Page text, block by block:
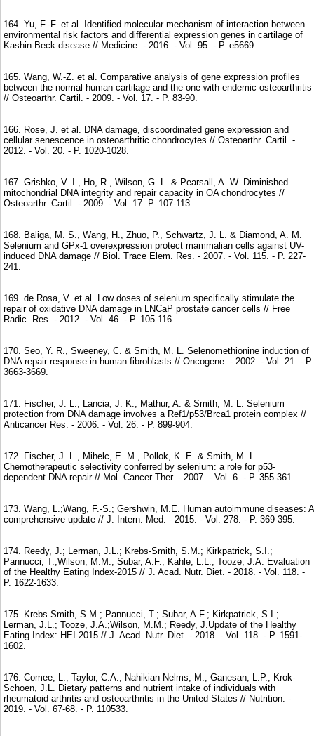
164. Yu, F.-F. et al. Identified molecular mechanism of interaction between
environmental risk factors and differential expression genes in cartilage of
Kashin-Beck disease // Medicine. - 2016. - Vol. 95. - P. e5669.
165. Wang, W.-Z. et al. Comparative analysis of gene expression profiles
between the normal human cartilage and the one with endemic osteoarthritis
// Osteoarthr. Cartil. - 2009. - Vol. 17. - P. 83-90.
166. Rose, J. et al. DNA damage, discoordinated gene expression and
cellular senescence in osteoarthritic chondrocytes // Osteoarthr. Cartil. -
2012. - Vol. 20. - P. 1020-1028.
167. Grishko, V. I., Ho, R., Wilson, G. L. & Pearsall, A. W. Diminished
mitochondrial DNA integrity and repair capacity in OA chondrocytes //
Osteoarthr. Cartil. - 2009. - Vol. 17. P. 107-113.
168. Baliga, M. S., Wang, H., Zhuo, P., Schwartz, J. L. & Diamond, A. M.
Selenium and GPx-1 overexpression protect mammalian cells against UV-
induced DNA damage // Biol. Trace Elem. Res. - 2007. - Vol. 115. - P. 227-
241.
169. de Rosa, V. et al. Low doses of selenium specifically stimulate the
repair of oxidative DNA damage in LNCaP prostate cancer cells // Free
Radic. Res. - 2012. - Vol. 46. - P. 105-116.
170. Seo, Y. R., Sweeney, C. & Smith, M. L. Selenomethionine induction of
DNA repair response in human fibroblasts // Oncogene. - 2002. - Vol. 21. - P.
3663-3669.
171. Fischer, J. L., Lancia, J. K., Mathur, A. & Smith, M. L. Selenium
protection from DNA damage involves a Ref1/p53/Brca1 protein complex //
Anticancer Res. - 2006. - Vol. 26. - P. 899-904.
172. Fischer, J. L., Mihelc, E. M., Pollok, K. E. & Smith, M. L.
Chemotherapeutic selectivity conferred by selenium: a role for p53-
dependent DNA repair // Mol. Cancer Ther. - 2007. - Vol. 6. - P. 355-361.
173. Wang, L.;Wang, F.-S.; Gershwin, M.E. Human autoimmune diseases: A
comprehensive update // J. Intern. Med. - 2015. - Vol. 278. - P. 369-395.
174. Reedy, J.; Lerman, J.L.; Krebs-Smith, S.M.; Kirkpatrick, S.I.;
Pannucci, T.;Wilson, M.M.; Subar, A.F.; Kahle, L.L.; Tooze, J.A. Evaluation
of the Healthy Eating Index-2015 // J. Acad. Nutr. Diet. - 2018. - Vol. 118. -
P. 1622-1633.
175. Krebs-Smith, S.M.; Pannucci, T.; Subar, A.F.; Kirkpatrick, S.I.;
Lerman, J.L.; Tooze, J.A.;Wilson, M.M.; Reedy, J.Update of the Healthy
Eating Index: HEI-2015 // J. Acad. Nutr. Diet. - 2018. - Vol. 118. - P. 1591-
1602.
176. Comee, L.; Taylor, C.A.; Nahikian-Nelms, M.; Ganesan, L.P.; Krok-
Schoen, J.L. Dietary patterns and nutrient intake of individuals with
rheumatoid arthritis and osteoarthritis in the United States // Nutrition. -
2019. - Vol. 67-68. - P. 110533.